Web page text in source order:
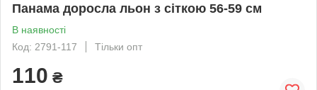
Панама доросла льон з сіткою 56-59 см
В наявності
Код: 2791-117
Тільки опт
110 ₴